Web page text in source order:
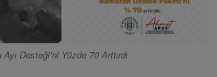
Desteği’ni Yüzde 70 Arttırdı